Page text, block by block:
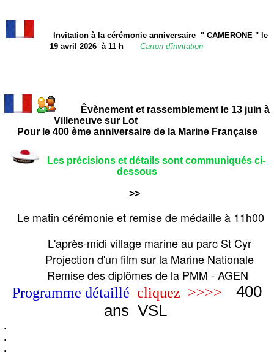
Invitation à la cérémonie anniversaire " CAMERONE " le
19 avril 2026 à 11 h
Carton d'invitation
Êvènement et rassemblement le 13 juin à
Villeneuve sur Lot
Pour le 400 ème anniversaire de la Marine Française
Les précisions et détails sont communiqués ci-
dessous
>>
Le matin cérémonie et remise de médaille à 11h00
L'après-midi village marine au parc St Cyr
Projection d'un film sur la Marine Nationale
Remise des diplômes de la PMM - AGEN
Programme détaillé cliquez >>>>
400
ans VSL
.
.
.